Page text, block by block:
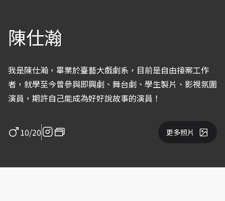
陳仕瀚
我是陳仕瀚，畢業於臺藝大戲劇系，目前是自由接案工作
者，就學至今曾參與即興劇、舞台劇、學生製片、影視氛圍
演員，期許自己能成為好好說故事的演員！
10/20 更多照片